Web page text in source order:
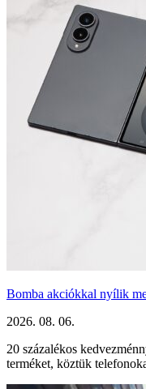
Bomba akciókkal nyílik
2026. 08. 06.
20 százalékos
terméket, köztük